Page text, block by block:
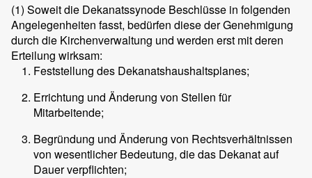
(1) Soweit die Dekanatssynode Beschlüsse in folgenden
Angelegenheiten fasst, bedürfen diese der Genehmigung
durch die Kirchenverwaltung und werden erst mit deren
Erteilung wirksam:
Feststellung des Dekanatshaushaltsplanes;
Errichtung und Änderung von Stellen für
Mitarbeitende;
Begründung und Änderung von Rechtsverhältnissen
von wesentlicher Bedeutung, die das Dekanat auf
Dauer verpflichten;